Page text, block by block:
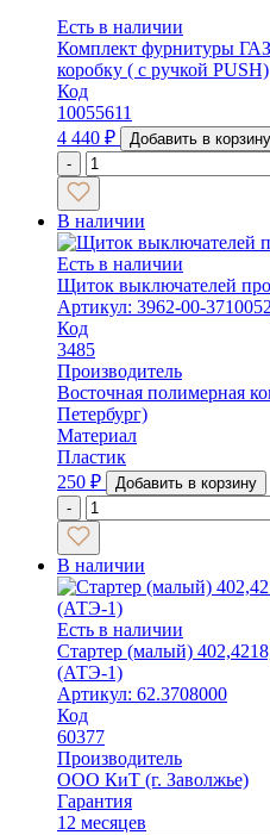
Есть в наличии
Комплект фурнитуры
коробку ( с ручкой PUSH)
Код
10055611
4 440 ₽
Добавить в корзину
-
В наличии
Есть в наличии
Щиток выключателей
Артикул: 3962-00-3710052
Код
3485
Производитель
Восточная полимерная
Петербург)
Материал
Пластик
250 ₽
Добавить в корзину
-
В наличии
Есть в наличии
Стартер (малый)
(АТЭ-1)
Артикул: 62.3708000
Код
60377
Производитель
ООО КиТ (г. Заволжье)
Гарантия
12 месяцев